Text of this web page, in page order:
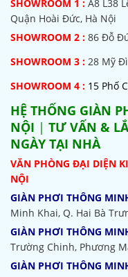
SHOWROOM 1 : A8 L38
Quận Hoài Đức, Hà Nội
SHOWROOM 2 : 86 Đỗ
SHOWROOM 3 : 28 Mỹ
SHOWROOM 4 : 15 Phố
HỆ THỐNG GIÀN
NỘI | TƯ VẤN &
NGÀY TẠI NHÀ
VĂN PHÒNG ĐẠI DIỆN
NỘI
GIÀN PHƠI THÔNG
Minh Khai, Q. Hai Bà
GIÀN PHƠI THÔNG
Trường Chinh, Phương
GIÀN PHƠI THÔNG